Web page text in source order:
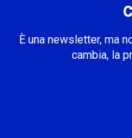
È una newsletter, ma
cambia, la